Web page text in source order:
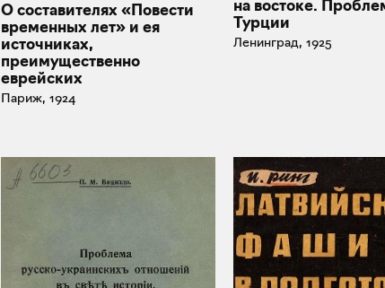
О составителях «Повести
временных лет» и ея
источниках,
преимущественно
еврейских
Париж, 1924
на востоке.
Турции
Ленинград, 1925